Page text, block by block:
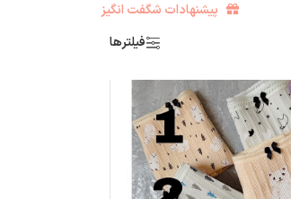
پیشنهادات شگفت انگیز
فیلترها